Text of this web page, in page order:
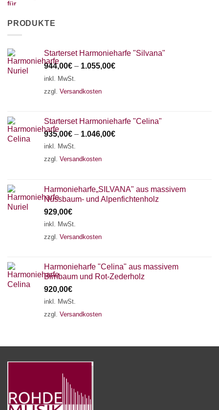
PRODUKTE
Starterset Harmonieharfe "Silvana"
944,00€ – 1.055,00€
inkl. MwSt.
zzgl. Versandkosten
Starterset Harmonieharfe "Celina"
935,00€ – 1.046,00€
inkl. MwSt.
zzgl. Versandkosten
Harmonieharfe„SILVANA" aus massivem
Nussbaum- und Alpenfichtenholz
929,00€
inkl. MwSt.
zzgl. Versandkosten
Harmonieharfe "Celina" aus massivem
Birnbaum und Rot-Zederholz
920,00€
inkl. MwSt.
zzgl. Versandkosten